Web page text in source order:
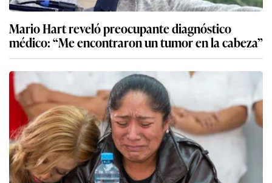
Mario Hart reveló preocupante diagnóstico
médico: “Me encontraron un tumor en la cabeza”